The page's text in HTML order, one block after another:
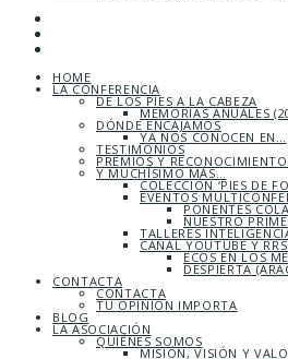
HOME
LA CONFERENCIA
DE LOS PIES A LA CABEZA
MEMORIAS ANUALES
DÓNDE ENCAJAMOS
YA NOS CONOCEN EN…
TESTIMONIOS
PREMIOS Y
Y MUCHÍSIMO MÁS…
COLECCIÓN ‘PIES DE
EVENTOS
PONENTES
NUESTRO
TALLERES
CANAL YOUTUBE Y
ECOS EN LOS
DESPIERTA
CONTACTA
CONTACTA
TU OPINIÓN IMPORTA
BLOG
LA ASOCIACIÓN
QUIÉNES SOMOS
MISIÓN, VISIÓN Y